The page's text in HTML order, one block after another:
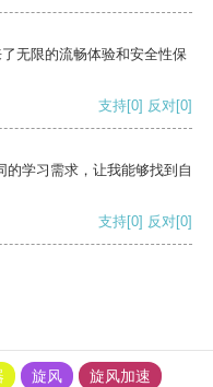
无限的流畅体验和安全性保
支持[0] 反对[0]
学习需求，让我能够找到自
支持[0] 反对[0]
旋风
旋风加速